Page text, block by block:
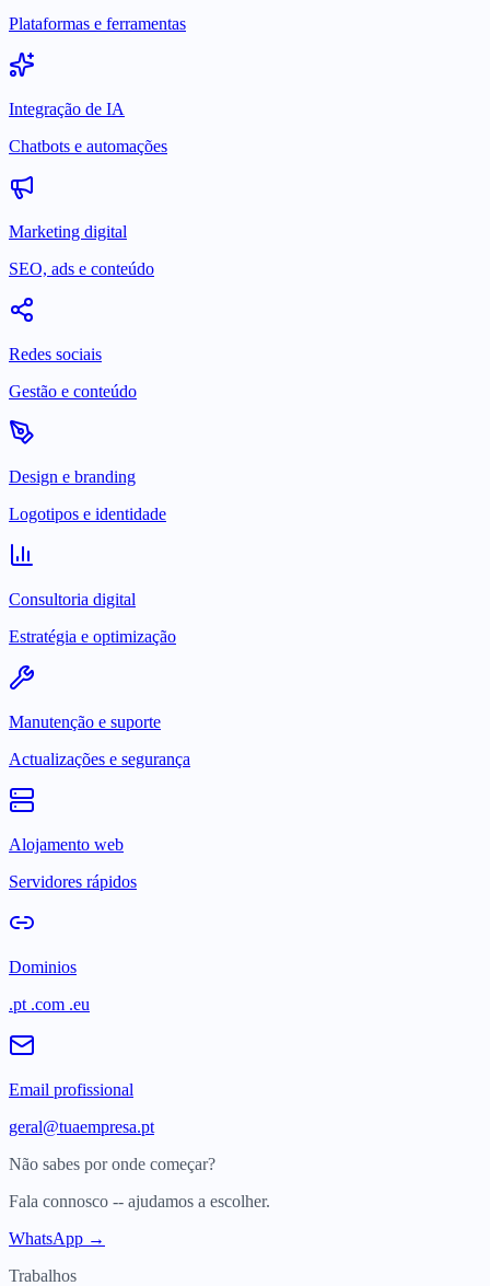
Plataformas e ferramentas
Integração de IA
Chatbots e automações
Marketing digital
SEO, ads e conteúdo
Redes sociais
Gestão e conteúdo
Design e branding
Logotipos e identidade
Consultoria digital
Estratégia e optimização
Manutenção e suporte
Actualizações e segurança
Alojamento web
Servidores rápidos
Dominios
.pt .com .eu
Email profissional
geral@tuaempresa.pt
Não sabes por onde começar?
Fala connosco -- ajudamos a escolher.
WhatsApp →
Trabalhos